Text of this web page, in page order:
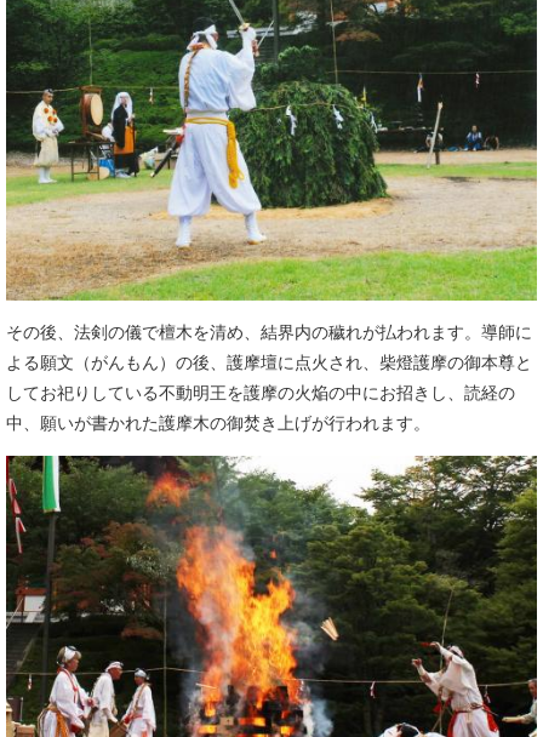
その後、法剣の儀で檀木を清め、結界内の穢れが払われます。導師に
よる願文（がんもん）の後、護摩壇に点火され、柴燈護摩の御本尊と
してお祀りしている不動明王を護摩の火焔の中にお招きし、読経の
中、願いが書かれた護摩木の御焚き上げが行われます。